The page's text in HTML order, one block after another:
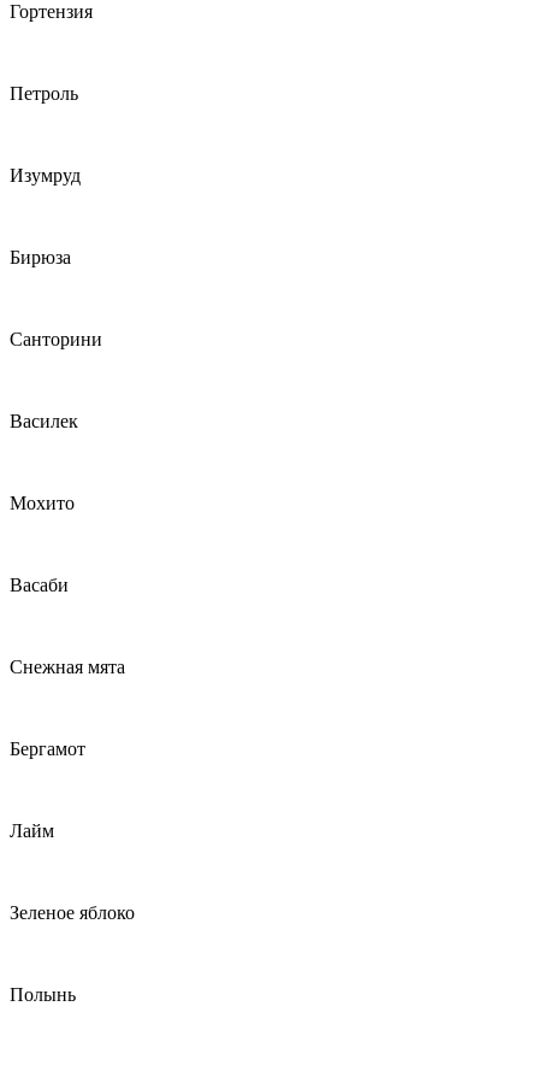
Гортензия
Петроль
Изумруд
Бирюза
Санторини
Василек
Мохито
Васаби
Снежная мята
Бергамот
Лайм
Зеленое яблоко
Полынь